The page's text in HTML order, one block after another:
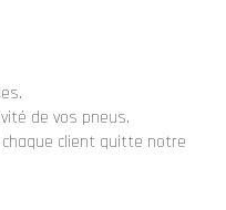
de vos pneus.
client quitte notre